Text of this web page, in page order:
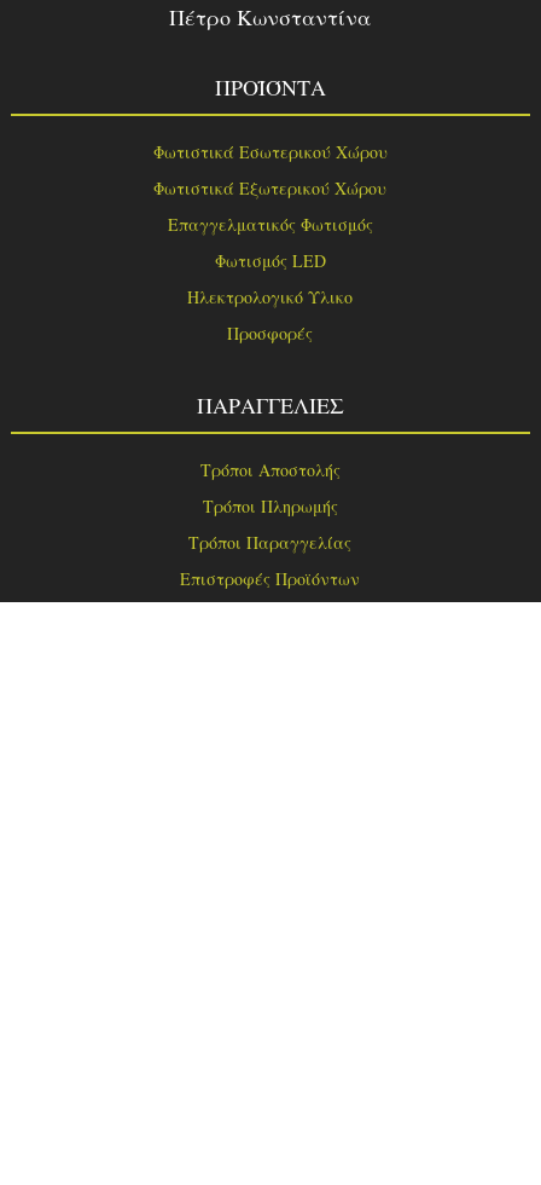
Πέτρο Κωνσταντίνα
ΠΡΟΪΌΝΤΑ
Φωτιστικά Εσωτερικού Χώρου
Φωτιστικά Εξωτερικού Χώρου
Επαγγελματικός Φωτισμός
Φωτισμός LED
Ηλεκτρολογικό Υλικο
Προσφορές
ΠΑΡΑΓΓΕΛΙΕΣ
Τρόποι Αποστολής
Τρόποι Πληρωμής
Τρόποι Παραγγελίας
Επιστροφές Προϊόντων